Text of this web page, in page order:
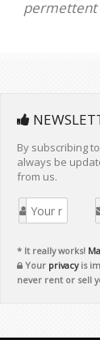
permettent
By subscribing
always be
from us.
* It really works!
Your privacyis
never rent or sell